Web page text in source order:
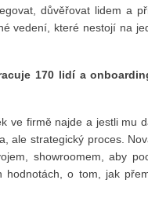
důvěřovat lidem a
vedení, které nestojí na
170 lidí a
ve firmě najde a jestli mu
ale strategický proces.
showroomem, aby
o tom, jak